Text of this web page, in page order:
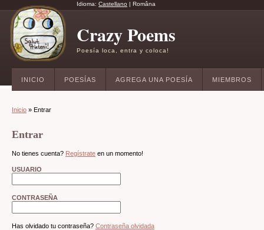
Idioma: Castellano | Româna
Crazy Poems
Poesía loca, entra y coloca!
INICIO POESÍAS AGREGA UNA POESÍA MIEMBROS
Inicio » Entrar
Entrar
No tienes cuenta? Regístrate en un momento!
USUARIO
CONTRASEÑA
Has olvidado tu contraseña? Contraseña olvidada